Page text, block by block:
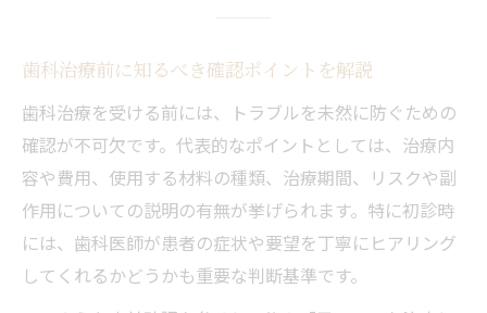
歯科治療前に知るべき確認ポイントを解説
歯科治療を受ける前には、トラブルを未然に防ぐための
確認が不可欠です。代表的なポイントとしては、治療内
容や費用、使用する材料の種類、治療期間、リスクや副
作用についての説明の有無が挙げられます。特に初診時
には、歯科医師が患者の症状や要望を丁寧にヒアリング
してくれるかどうかも重要な判断基準です。